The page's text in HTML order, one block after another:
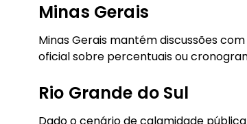
Minas Gerais
Minas Gerais mantém discussões
oficial sobre percentuais ou
Rio Grande do Sul